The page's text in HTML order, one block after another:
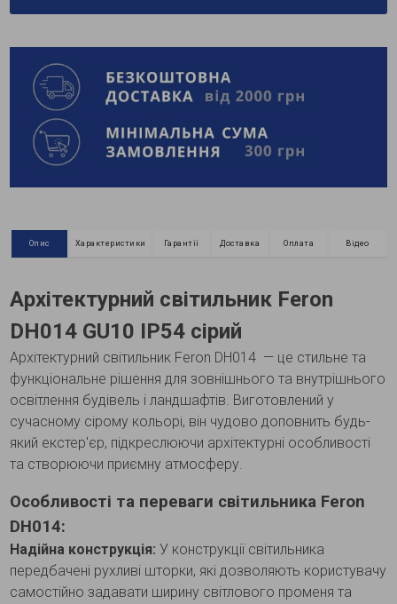
Опис Характеристики Гарантії Доставка Оплата Відео
Архітектурний світильник Feron
DH014 GU10 IP54 сірий
Архітектурний світильник Feron DH014 — це стильне та
функціональне рішення для зовнішнього та внутрішнього
освітлення будівель і ландшафтів. Виготовлений у
сучасному сірому кольорі, він чудово доповнить будь-
який екстер'єр, підкреслюючи архітектурні особливості
та створюючи приємну атмосферу.
Особливості та переваги світильника Feron
DH014:
Надійна конструкція: У конструкції світильника
передбачені рухливі шторки, які дозволяють користувачу
самостійно задавати ширину світлового променя та